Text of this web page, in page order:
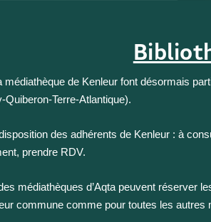
médiathèque de Kenleur font désormais
Terre-Atlantique).
des adhérents de Kenleur : à
prendre RDV.
médiathèques d’Aqta peuvent réserver
commune comme pour toutes les autres